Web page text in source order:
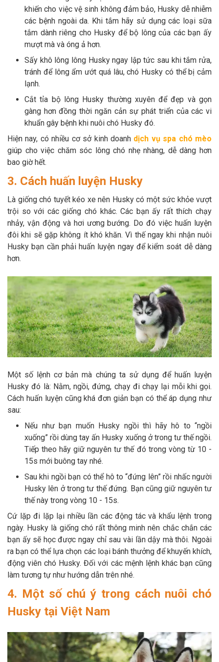
khiến cho việc vệ sinh không đảm bảo, Husky dễ nhiễm
các bệnh ngoài da. Khi tắm hãy sử dụng các loại sữa
tắm dành riêng cho Husky để bộ lông của các bạn ấy
mượt mà và óng ả hơn.
Sấy khô lông lông Husky ngay lập tức sau khi tắm rửa,
tránh để lông ẩm ướt quá lâu, chó Husky có thể bị cảm
lạnh.
Cắt tỉa bộ lông Husky thường xuyên để đẹp và gọn
gàng hơn đồng thời ngăn cản sự phát triển của các vi
khuẩn gây bệnh khi nuôi chó Husky đó.
Hiện nay, có nhiều cơ sở kinh doanh dịch vụ spa chó mèo
giúp cho việc chăm sóc lông chó nhẹ nhàng, dễ dàng hơn
bao giờ hết.
3. Cách huấn luyện Husky
Là giống chó tuyết kéo xe nên Husky có một sức khỏe vượt
trội so với các giống chó khác. Các bạn ấy rất thích chạy
nhảy, vận động và hơi ương bướng. Do đó việc huấn luyện
đôi khi sẽ gặp không ít khó khăn. Vì thế ngay khi nhận nuôi
Husky bạn cần phải huấn luyện ngay để kiểm soát dễ dàng
hơn.
Một số lệnh cơ bản mà chúng ta sử dụng để huấn luyện
Husky đó là: Nằm, ngồi, đứng, chạy đi chạy lại mỗi khi gọi.
Cách huấn luyện cũng khá đơn giản bạn có thể áp dụng như
sau:
Nếu như bạn muốn Husky ngồi thì hãy hô to “ngồi
xuống” rồi dùng tay ấn Husky xuống ở trong tư thế ngồi.
Tiếp theo hãy giữ nguyên tư thế đó trong vòng từ 10 -
15s mới buông tay nhé.
Sau khi ngồi bạn có thể hô to “đứng lên” rồi nhấc người
Husky lên ở trong tư thế đứng. Bạn cũng giữ nguyên tư
thế này trong vòng 10 - 15s.
Cứ lặp đi lặp lại nhiều lần các động tác và khẩu lệnh trong
ngày. Husky là giống chó rất thông minh nên chắc chắn các
bạn ấy sẽ học được ngay chỉ sau vài lần dậy mà thôi. Ngoài
ra bạn có thể lựa chọn các loại bánh thưởng để khuyến khích,
động viên chó Husky. Đối với các mệnh lệnh khác bạn cũng
làm tương tự như hướng dẫn trên nhé.
4. Một số chú ý trong cách nuôi chó
Husky tại Việt Nam